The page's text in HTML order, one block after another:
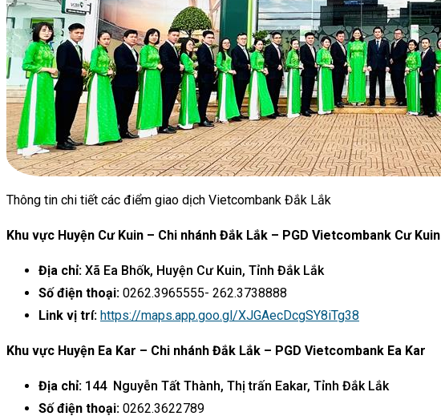
Thông tin chi tiết các điểm giao dịch Vietcombank Đắk Lắk
Khu vực Huyện Cư Kuin – Chi nhánh Đắk Lắk – PGD Vietcombank Cư Kuin
Địa chỉ: Xã Ea Bhốk, Huyện Cư Kuin, Tỉnh Đắk Lắk
Số điện thoại: 0262.3965555- 262.3738888
Link vị trí: https://maps.app.goo.gl/XJGAecDcgSY8iTg38
Khu vực Huyện Ea Kar – Chi nhánh Đắk Lắk – PGD Vietcombank Ea Kar
Địa chỉ: 144 Nguyễn Tất Thành, Thị trấn Eakar, Tỉnh Đắk Lắk
Số điện thoại: 0262.3622789